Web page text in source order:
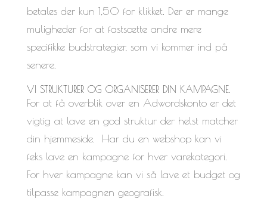
betales der kun 1,50 for klikket. Der er mange
muligheder for at fastsætte andre mere
specifikke budstrategier, som vi kommer ind på
senere.
VI STRUKTURER OG ORGANISERER DIN KAMPAGNE.
For at få overblik over en Adwordskonto er det
vigtig at lave en god struktur der helst matcher
din hjemmeside. Har du en webshop kan vi
feks lave en kampagne for hver varekategori.
For hver kampagne kan vi så lave et budget og
tilpasse kampagnen geografisk.